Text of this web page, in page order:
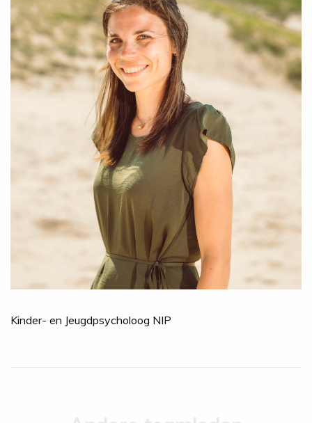
Kinder- en Jeugdpsycholoog NIP